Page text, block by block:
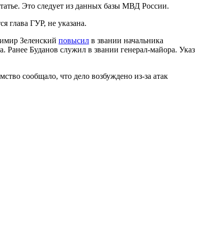
Это следует из данных базы МВД России.
глава ГУР, не указана.
Зеленский повысил в звании начальника
Ранее Буданов служил в звании генерал-майора. Указ
сообщало, что дело возбуждено из-за атак